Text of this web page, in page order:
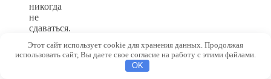
никогда
не
сдаваться.
Авторский
вывод:
Этот сайт использует cookie для хранения данных. Продолжая
использовать сайт, Вы даете свое согласие на работу с этими файлами.
OK